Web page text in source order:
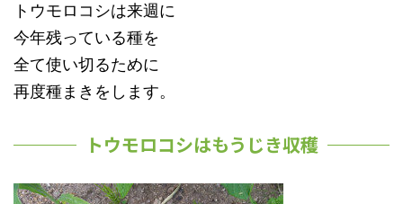
トウモロコシは来週に
今年残っている種を
全て使い切るために
再度種まきをします。
トウモロコシはもうじき収穫